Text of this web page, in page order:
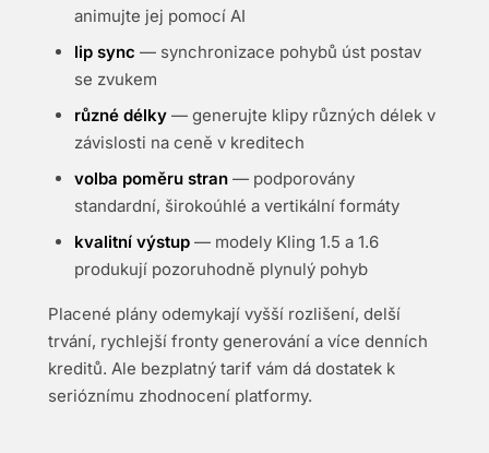
animujte jej pomocí AI
lip sync — synchronizace pohybů úst postav
se zvukem
různé délky — generujte klipy různých délek v
závislosti na ceně v kreditech
volba poměru stran — podporovány
standardní, širokoúhlé a vertikální formáty
kvalitní výstup — modely Kling 1.5 a 1.6
produkují pozoruhodně plynulý pohyb
Placené plány odemykají vyšší rozlišení, delší
trvání, rychlejší fronty generování a více denních
kreditů. Ale bezplatný tarif vám dá dostatek k
serióznímu zhodnocení platformy.